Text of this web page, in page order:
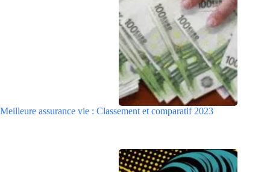
Meilleure assurance vie : Classement et comparatif 2023